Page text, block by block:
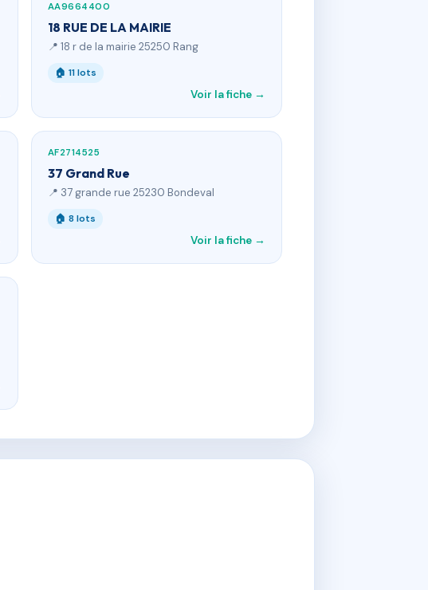
AA9664400
18 RUE DE LA MAIRIE
📍 18 r de la mairie 25250 Rang
🏠 11 lots
Voir la fiche →
AF2714525
37 Grand Rue
📍 37 grande rue 25230 Bondeval
🏠 8 lots
Voir la fiche →